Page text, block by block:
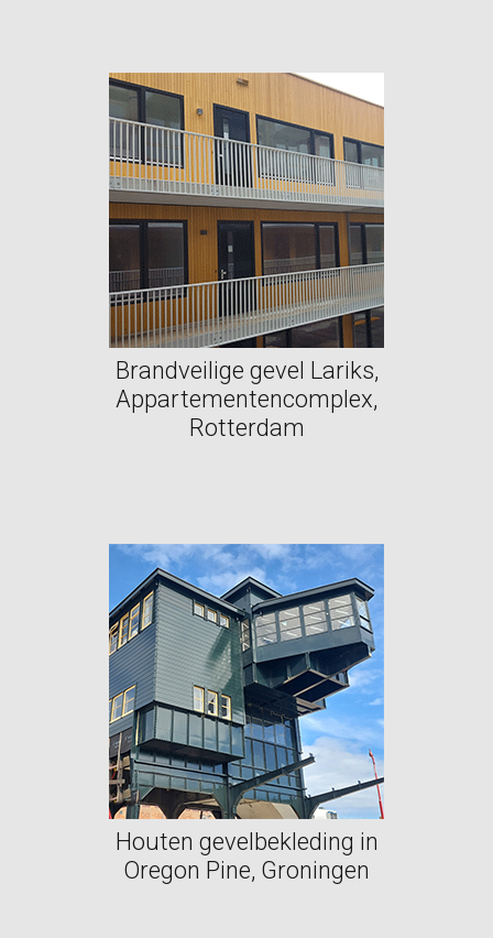
Brandveilige gevel Lariks,
Appartementencomplex,
Rotterdam
Houten gevelbekleding in
Oregon Pine, Groningen